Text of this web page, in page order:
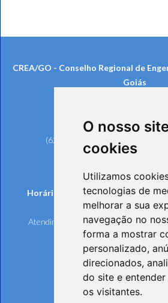
O nosso
cookies
Utilizamos
tecnologias de
melhorar a sua
navegação no
forma a mostrar
personalizado,
direcionados,
do site e
os visitantes.
CREA/GO - Conselho Regional de
Goiás
Telefones:
(62) 3221-6200 (Goiânia e
0800 642 6598 (Demais
Horários de funcionamento de
Atendimento Online e
Atendimento Presencial: 8h às 17h,